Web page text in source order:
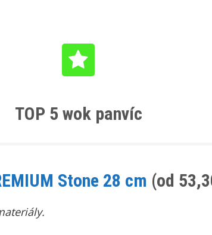
TOP 5 wok panvíc
Stone 28 cm (od